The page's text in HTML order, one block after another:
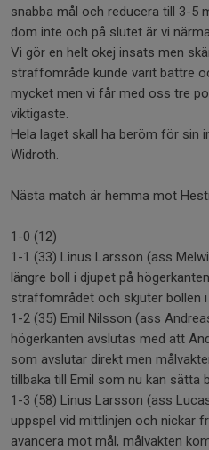
snabba mål och reducera till 3-5
dom inte och på slutet är vi
Vi gör en helt okej insats men
straffområde kunde varit bättre
mycket men vi får med oss tre
viktigaste.
Hela laget skall ha beröm för sin
Widroth.
Nästa match är hemma mot
1-0 (12)
1-1 (33) Linus Larsson (ass
längre boll i djupet på
straffområdet och skjuter bollen i
1-2 (35) Emil Nilsson (ass
högerkanten avslutas med att
som avslutar direkt men
tillbaka till Emil som nu kan sätta
1-3 (58) Linus Larsson (ass
uppspel vid mittlinjen och nickar
avancera mot mål, målvakten